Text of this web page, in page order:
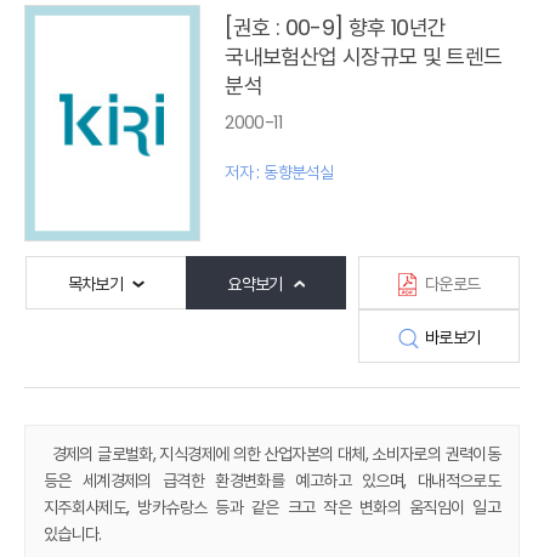
[권호 : 00-9] 향후 10년간
국내보험산업 시장규모 및 트렌드
분석
2000-11
저자 : 동향분석실
목차보기 요약보기 다운로드
바로보기
경제의 글로벌화, 지식경제에 의한 산업자본의 대체, 소비자로의 권력이동
등은 세계경제의 급격한 환경변화를 예고하고 있으며, 대내적으로도
지주회사제도, 방카슈랑스 등과 같은 크고 작은 변화의 움직임이 일고
있습니다.